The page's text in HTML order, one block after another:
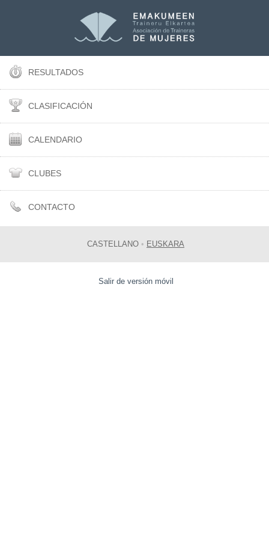
RESULTADOS
CLASIFICACIÓN
CALENDARIO
CLUBES
CONTACTO
CASTELLANO • EUSKARA
Salir de versión móvil